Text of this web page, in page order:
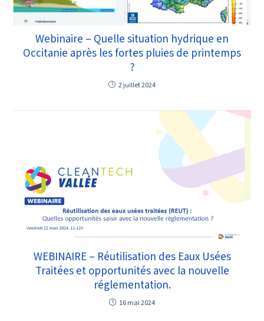
Webinaire – Quelle situation hydrique en
Occitanie après les fortes pluies de printemps
?
2 juillet 2024
WEBINAIRE – Réutilisation des Eaux Usées
Traitées et opportunités avec la nouvelle
réglementation.
16 mai 2024